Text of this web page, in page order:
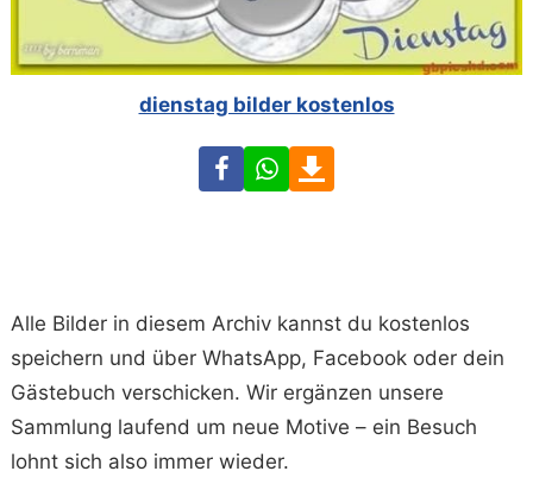
dienstag bilder kostenlos
FacebookWhatsApp
Alle Bilder in diesem Archiv kannst du kostenlos
speichern und über WhatsApp, Facebook oder dein
Gästebuch verschicken. Wir ergänzen unsere
Sammlung laufend um neue Motive – ein Besuch
lohnt sich also immer wieder.